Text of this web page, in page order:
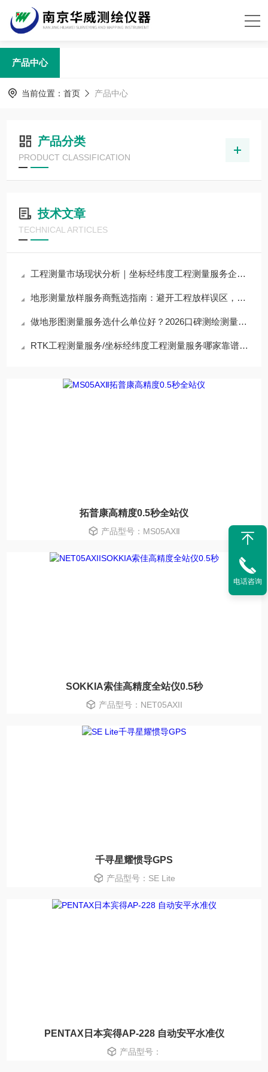
产品中心
当前位置： 首页 产品中心
产品分类
PRODUCT CLASSIFICATION
技术文章
TECHNICAL ARTICLES
工程测量市场现状分析｜坐标经纬度工程测量服务企业合作遴选方案
地形测量放样服务商甄选指南：避开工程放样误区，锁定精准靠谱服务
做地形图测量服务选什么单位好？2026口碑测绘测量服务商测评
RTK工程测量服务/坐标经纬度工程测量服务哪家靠谱？行业实测优质企业全解析
拓普康高精度0.5秒全站仪
产品型号：MS05AXⅡ
SOKKIA索佳高精度全站仪0.5秒
产品型号：NET05AXII
千寻星耀惯导GPS
产品型号：SE Lite
PENTAX日本宾得AP-228 自动安平水准仪
产品型号：
电话咨询